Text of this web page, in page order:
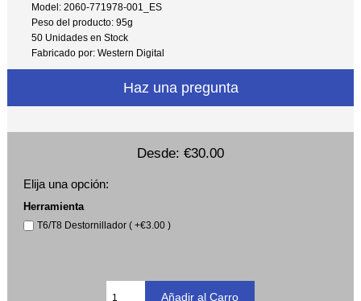
Model: 2060-771978-001_ES
Peso del producto: 95g
50 Unidades en Stock
Fabricado por: Western Digital
Haz una pregunta
Desde: €30.00
Elija una opción:
Herramienta
T6/T8 Destornillador ( +€3.00 )